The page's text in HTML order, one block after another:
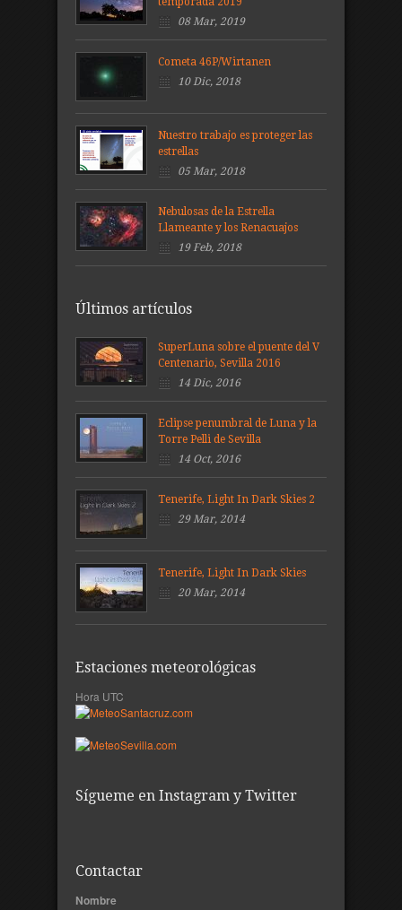
08 Mar, 2019
Cometa 46P/Wirtanen
10 Dic, 2018
Nuestro trabajo es proteger las
estrellas
05 Mar, 2018
Nebulosas de la Estrella
Llameante y los Renacuajos
19 Feb, 2018
Últimos artículos
SuperLuna sobre el puente del V
Centenario, Sevilla 2016
14 Dic, 2016
Eclipse penumbral de Luna y la
Torre Pelli de Sevilla
14 Oct, 2016
Tenerife, Light In Dark Skies 2
29 Mar, 2014
Tenerife, Light In Dark Skies
20 Mar, 2014
Estaciones meteorológicas
Hora UTC
Sígueme en Instagram y Twitter
Contactar
Nombre